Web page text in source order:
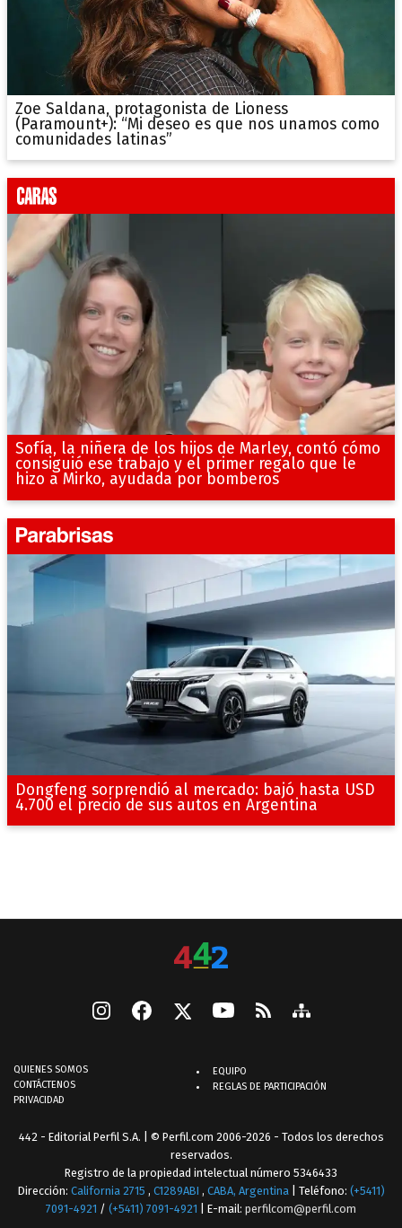
Zoe Saldana, protagonista de Lioness
(Paramount+): “Mi deseo es que nos unamos como
comunidades latinas”
Sofía, la niñera de los hijos de Marley, contó cómo
consiguió ese trabajo y el primer regalo que le
hizo a Mirko, ayudada por bomberos
Dongfeng sorprendió al mercado: bajó hasta USD
4.700 el precio de sus autos en Argentina
QUIENES SOMOS
CONTÁCTENOS
PRIVACIDAD
EQUIPO
REGLAS DE PARTICIPACIÓN
442 - Editorial Perfil S.A. | © Perfil.com 2006-2026 - Todos los derechos
reservados.
Registro de la propiedad intelectual número 5346433
Dirección: California 2715 , C1289ABI , CABA, Argentina | Teléfono: (+5411)
7091-4921 / (+5411) 7091-4921 | E-mail: perfilcom@perfil.com